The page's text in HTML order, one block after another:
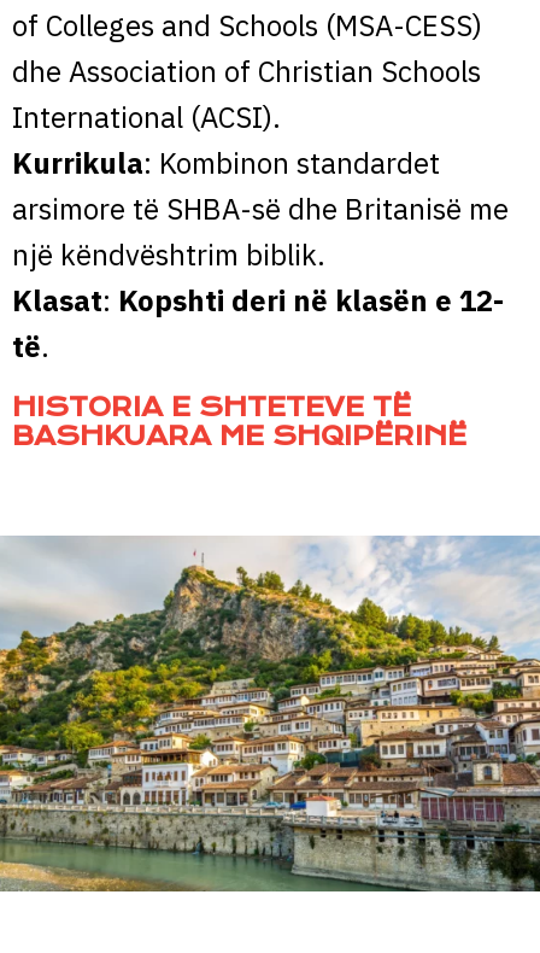
of Colleges and Schools (MSA-CESS)
dhe Association of Christian Schools
International (ACSI).
Kurrikula: Kombinon standardet
arsimore të SHBA-së dhe Britanisë me
një këndvështrim biblik.
Klasat: Kopshti deri në klasën e 12-
të.
HISTORIA E SHTETEVE TË
BASHKUARA ME SHQIPËRINË